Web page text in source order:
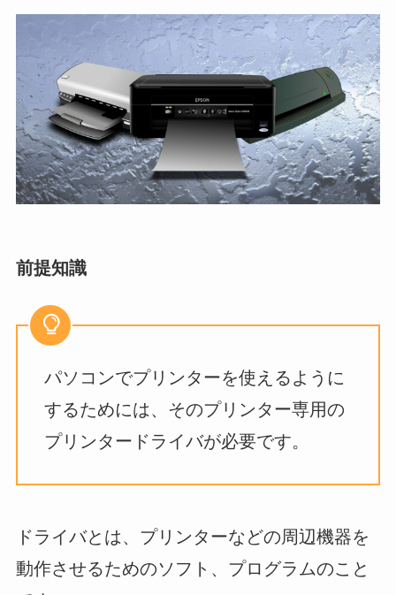
前提知識
パソコンでプリンターを使えるように
するためには、そのプリンター専用の
プリンタードライバが必要です。
ドライバとは、プリンターなどの周辺機器を
動作させるためのソフト、プログラムのこと